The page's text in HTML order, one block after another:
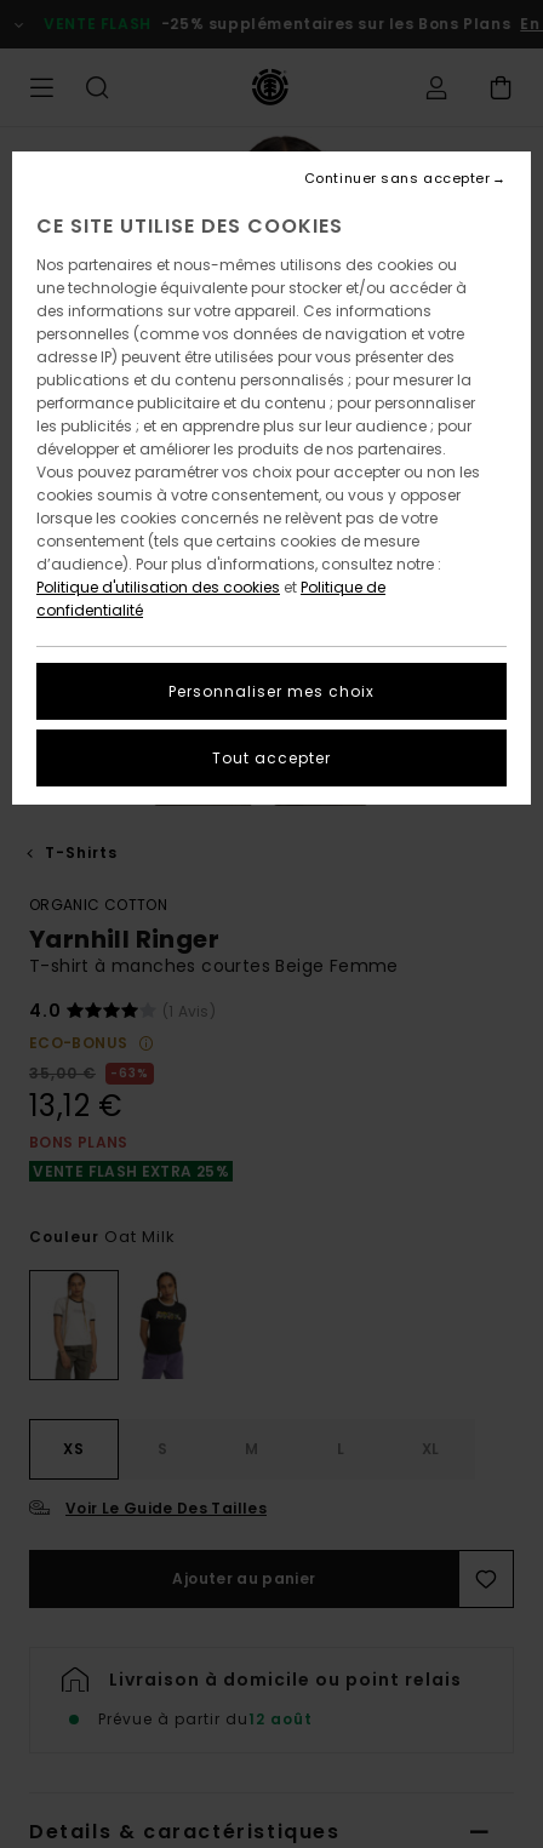
l'information
VENTE FLASH -25% supplémentaires sur les Bons Plans En
T-Shirts
ORGANIC COTTON
Yarnhill Ringer
T-shirt à manches courtes Beige Femme
4.0
(1 Avis)
ECO-BONUS
35,00 €
63%
13,12 €
BONS PLANS
VENTE FLASH EXTRA 25%
Couleur Oat Milk
XS S M L XL
Voir Le Guide Des Tailles
Ajouter au panier
Livraison à domicile ou point relais
Prévue à partir du12 août
Details & caractéristiques
CE SITE UTILISE DES COOKIES
Nos partenaires et nous-mêmes utilisons des cookies ou
une technologie équivalente pour stocker et/ou accéder à
des informations sur votre appareil. Ces informations
personnelles (comme vos données de navigation et votre
adresse IP) peuvent être utilisées pour vous présenter des
publications et du contenu personnalisés ; pour mesurer la
performance publicitaire et du contenu ; pour personnaliser
les publicités ; et en apprendre plus sur leur audience ; pour
développer et améliorer les produits de nos partenaires.
Vous pouvez paramétrer vos choix pour accepter ou non les
cookies soumis à votre consentement, ou vous y opposer
lorsque les cookies concernés ne relèvent pas de votre
consentement (tels que certains cookies de mesure
d’audience). Pour plus d'informations, consultez notre :
Politique d'utilisation des cookies etPolitique de
confidentialité
Personnaliser mes choix
Continuer sans accepter
Tout accepter